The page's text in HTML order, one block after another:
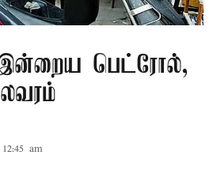
பெட்ரோல்,
am